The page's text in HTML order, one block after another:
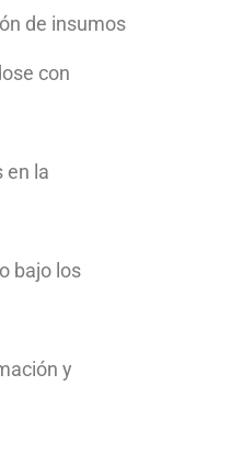
de insumos
con
en la
bajo los
y